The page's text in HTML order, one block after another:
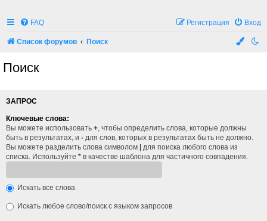
FAQ Вход
Регистрация
Список форумов Поиск
Поиск
ЗАПРОС
Ключевые слова:
Вы можете использовать + , чтобы определить слова, которые должны
быть в результатах, и - для слов, которых в результатах быть не должно.
Вы можете разделить слова символом | для поиска любого слова из
списка. Используйте * в качестве шаблона для частичного совпадения.
Искать все слова
Искать любое слово/поиск с языком запросов